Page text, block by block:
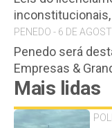
inconstitucionais,
PENEDO - 6 DE
Penedo será
Empresas &
Mais lidas